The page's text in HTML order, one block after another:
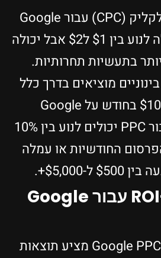
העלות הממוצעת לקליק (CPC) עבור Google
PPC בארה"ב יכולה לנוע בין $1 ל$2 אבל יכולה
עד $50 או יותר בתעשיות תחרותיות.
מוציאים בדרך כלל
בין $9,000 ל-$10,000 בחודש על Google
עבור PPC יכולים לנוע בין 10%
הפרסום החודשיות או עמלה
$5,000+.
מהו החזר ה-ROI עבור Google
החזר ה-ROI עבור Google PPC מציע תוצאות